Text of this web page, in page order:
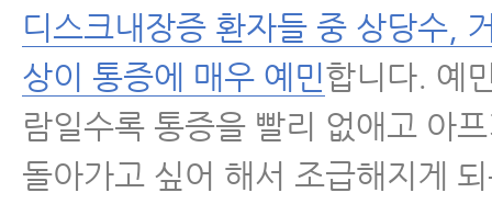
디스크내장증 환자들 중 상당수,
상이 통증에 매우 예민합니다. 예
람일수록 통증을 빨리 없애고 아
돌아가고 싶어 해서 조급해지게